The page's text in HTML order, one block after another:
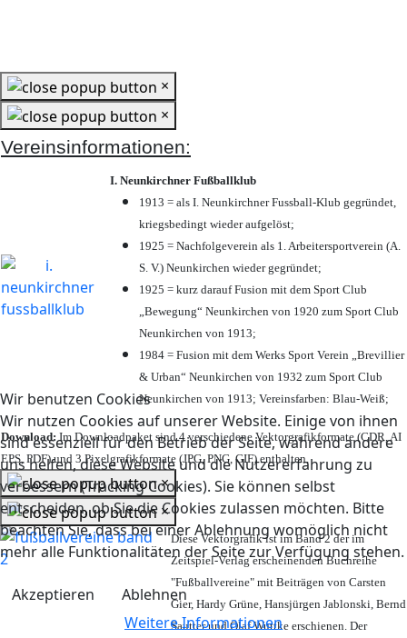
Wir benutzen Cookies
Wir nutzen Cookies auf unserer Website. Einige von ihnen
sind essenziell für den Betrieb der Seite, während andere
uns helfen, diese Website und die Nutzererfahrung zu
verbessern (Tracking Cookies). Sie können selbst
entscheiden, ob Sie die Cookies zulassen möchten. Bitte
beachten Sie, dass bei einer Ablehnung womöglich nicht
mehr alle Funktionalitäten der Seite zur Verfügung stehen.
Akzeptieren
Ablehnen
Weitere Informationen
×
×
Vereinsinformationen:
I. Neunkirchner Fußballklub
1913 = als I. Neunkirchner Fussball-Klub gegründet,
kriegsbedingt wieder aufgelöst;
1925 = Nachfolgeverein als 1. Arbeitersportverein (A.
S. V.) Neunkirchen wieder gegründet;
1925 = kurz darauf Fusion mit dem Sport Club
„Bewegung“ Neunkirchen von 1920 zum Sport Club
Neunkirchen von 1913;
1984 = Fusion mit dem Werks Sport Verein „Brevillier
& Urban“ Neunkirchen von 1932 zum Sport Club
Neunkirchen von 1913; Vereinsfarben: Blau-Weiß;
Download: Im Downloadpaket sind 4 verschiedene Vektorgrafikformate (CDR, AI
EPS, PDF) und 3 Pixelgrafikformate (JPG, PNG, GIF) enthalten.
×
×
Diese Vektorgrafik ist im Band 2 der im
Zeitspiel-Verlag erscheinenden Buchreihe
"Fußballvereine" mit Beiträgen von Carsten
Gier, Hardy Grüne, Hansjürgen Jablonski, Bernd
Sautter und Olaf Wuttke erschienen. Der